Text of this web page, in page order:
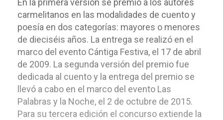
En la primera versión se premió a los autores
carmelitanos en las modalidades de cuento y
poesía en dos categorías: mayores o menores
de dieciséis años. La entrega se realizó en el
marco del evento Cántiga Festiva, el 17 de abril
de 2009. La segunda versión del premio fue
dedicada al cuento y la entrega del premio se
llevó a cabo en el marco del evento Las
Palabras y la Noche, el 2 de octubre de 2015.
Para su tercera edición el concurso extiende la